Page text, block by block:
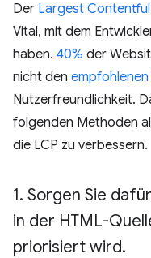
Der Largest Contentful
Vital, mit dem
haben. 40% der
nicht den
Nutzerfreundlichkeit.
folgenden Methoden
die LCP zu verbessern.
1. Sorgen Sie dafür
in der HTML-
priorisiert wird.